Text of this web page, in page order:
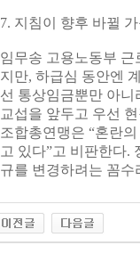
7. 지침이 향후 바뀔
임무송 고용노동부
지만, 하급심 동안엔
선 통상임금뿐만 아
교섭을 앞두고 우선
조합총연맹은 “혼란
고 있다”고 비판한다.
규를 변경하려는 꼼수